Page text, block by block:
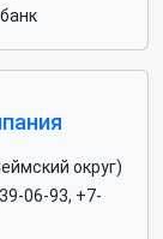
округ)
06-93, +7-